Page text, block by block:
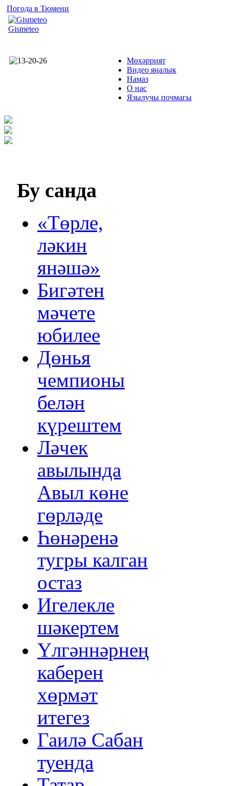
Погода в Тюмени
Gismeteo
Мөхәррият
Видео яңалык
Намаз
О нас
Язылучы почмагы
Бу санда
«Төрле,
ләкин
янәшә»
Бигәтен
мәчете
юбилее
Дөнья
чемпионы
белән
күрештем
Ләчек
авылында
Авыл көне
гөрләде
Һөнәренә
тугры калган
остаз
Игелекле
шәкертем
Үлгәннәрнең
каберен
хөрмәт
итегез
Гаилә Сабан
туенда